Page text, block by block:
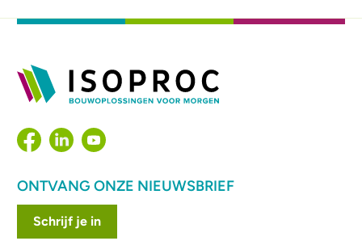
ONTVANG ONZE NIEUWSBRIEF
Schrijf je in